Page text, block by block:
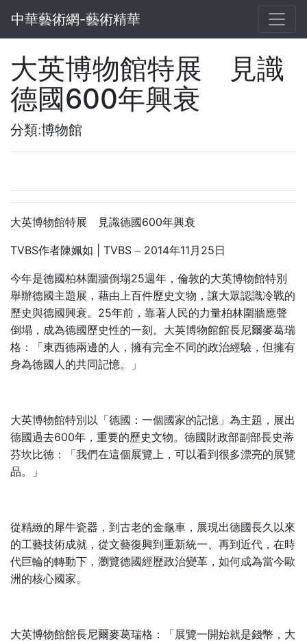
中華藝術網-藝術精華
大英博物館特展 見識
德國600年興衰
分類:博物館
大英博物館特展 見識德國 600年興衰
TVBS作者陳姵如 | TVBS – 2014年11 月 25 日
今年是德國柏林圍牆倒塌25週年，倫敦的大英博物館特別
舉辦德國主題展，藉由上百件歷史文物，讓大眾認識冷戰的
歷史與德國興衰。 25年前，靠著人民的力量柏林圍牆應聲
倒塌，成為德國歷史性的一刻。大英博物館館長尼爾麥葛瑞
格：「東西德兩邊的人，擁有完全不同的政治經驗，但擁有
身為德國人的共同記憶。」
大英博物館特別以「德國：一個國家的記憶」為主題，展出
德國過去600年，重要的歷史文物。德國財政部副部長史蒂
芬坎比德：「我們在這個展覽上，可以看到很多漂亮的展覽
品。」
從精緻的犀牛瓷器，到古老的金龜車，展現出德國長久以來
的工藝技術成就，從文藝復興到重新統一、再到近代，在時
代巨輪的轉動下，瀏覽德國經歷政治變革，如何成為當今歐
洲的核心國家。
大英博物館館長尼爾麥葛瑞格：「展覽一開始就是錢幣，大